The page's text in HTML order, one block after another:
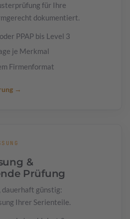
für Ihre
dokumentiert.
PPAP bis Level 3
je Merkmal
Firmenformat
→
&
Prüfung
günstig:
Ihrer Serienteile.